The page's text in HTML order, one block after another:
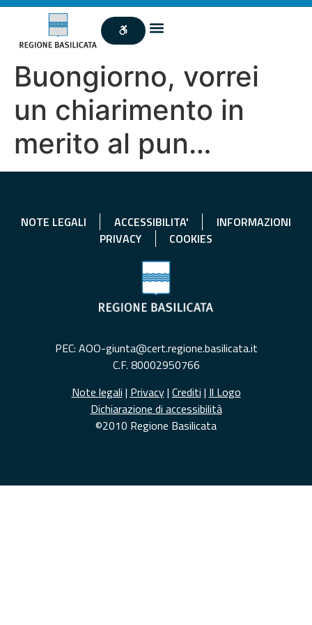
Buongiorno, vorrei
un chiarimento in
merito al pun…
NOTE LEGALI ACCESSIBILITA'
INFORMAZIONI
PRIVACY
COOKIES
PEC: AOO-giunta@cert.regione.basilicata.it
C.F. 80002950766
Note legali | Privacy| Crediti | Il Logo
Dichiarazione di accessibilità
©2010 Regione Basilicata